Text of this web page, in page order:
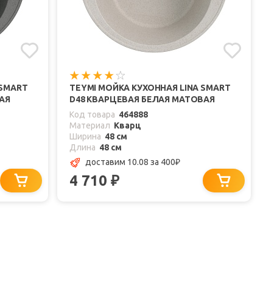
TEYMI МОЙКА КУХОННАЯ LINA SMART
D48 КВАРЦЕВАЯ БЕЛАЯ МАТОВАЯ
Код товара 464888
Материал Кварц
Ширина 48 см
Длина 48 см
доставим 10.08 за 400₽
4 710 ₽